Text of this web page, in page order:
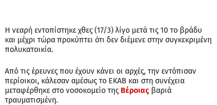
Η νεαρή εντοπίστηκε χθες (17/3) λίγο μετά τις 10 το βράδυ
και μέχρι τώρα προκύπτει ότι δεν διέμενε στην συγκεκριμένη
πολυκατοικία.
Από τις έρευνες που έχουν κάνει οι αρχές, την εντόπισαν
περίοικοι, κάλεσαν αμέσως το ΕΚΑΒ και στη συνέχεια
μεταφέρθηκε στο νοσοκομείο της Βέροιας βαριά
τραυματισμένη.